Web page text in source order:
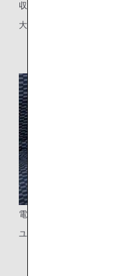
収納式テーブル
大型テーブル
電源ポート
ユニバーサルタイプのPC電源